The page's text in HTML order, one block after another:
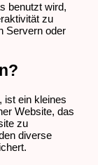
benutzt wird,
zu
Servern oder
ist ein kleines
Website, das
zu
diverse